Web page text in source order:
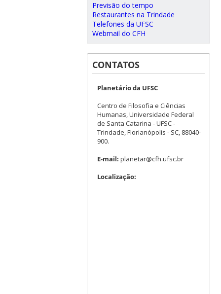
Previsão do tempo
Restaurantes na Trindade
Telefones da UFSC
Webmail do CFH
CONTATOS
Planetário da UFSC
Centro de Filosofia e Ciências
Humanas, Universidade Federal
de Santa Catarina - UFSC -
Trindade, Florianópolis - SC, 88040-
900.
E-mail: planetar@cfh.ufsc.br
Localização: